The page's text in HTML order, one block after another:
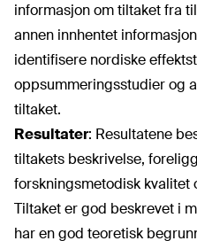
informasjon om tiltaket fra
annen innhentet
identifisere nordiske
oppsummeringsstudier og
tiltaket.
Resultater: Resultatene
tiltakets beskrivelse,
forskningsmetodisk kvalitet
Tiltaket er god beskrevet i
har en god teoretisk